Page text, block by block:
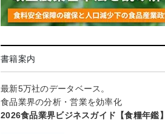
書籍案内
最新5万社のデータベース。
食品業界の分析・営業を効率化
2026食品業界ビジネスガイド【食糧年鑑】